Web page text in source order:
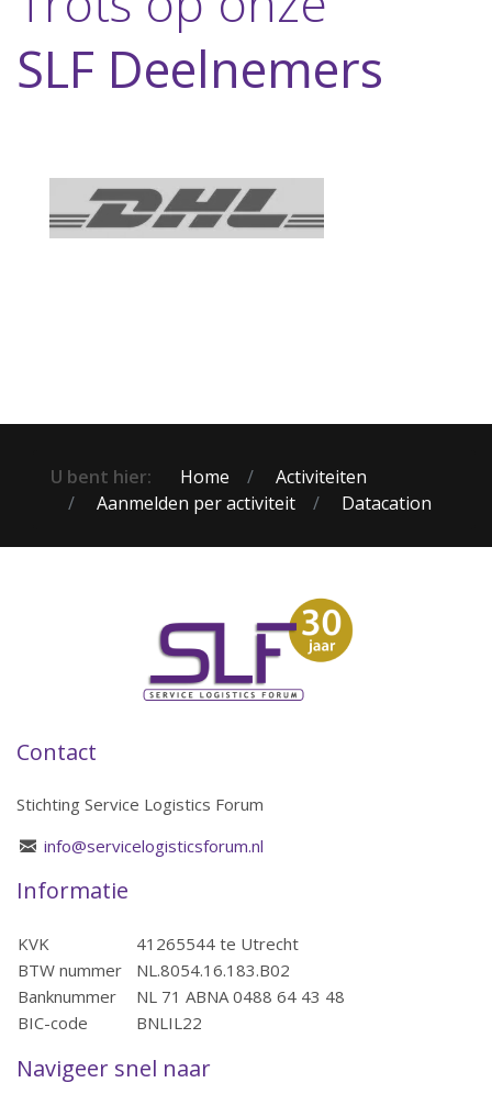
SLF Deelnemers
U bent hier: Home
Activiteiten
Aanmelden per activiteit
Datacation
Contact
Stichting Service Logistics Forum
info@servicelogisticsforum.nl
Informatie
KVK
41265544 te Utrecht
BTW nummer
NL.8054.16.183.B02
Banknummer
NL 71 ABNA 0488 64 43 48
BIC-code
BNLIL22
Navigeer snel naar